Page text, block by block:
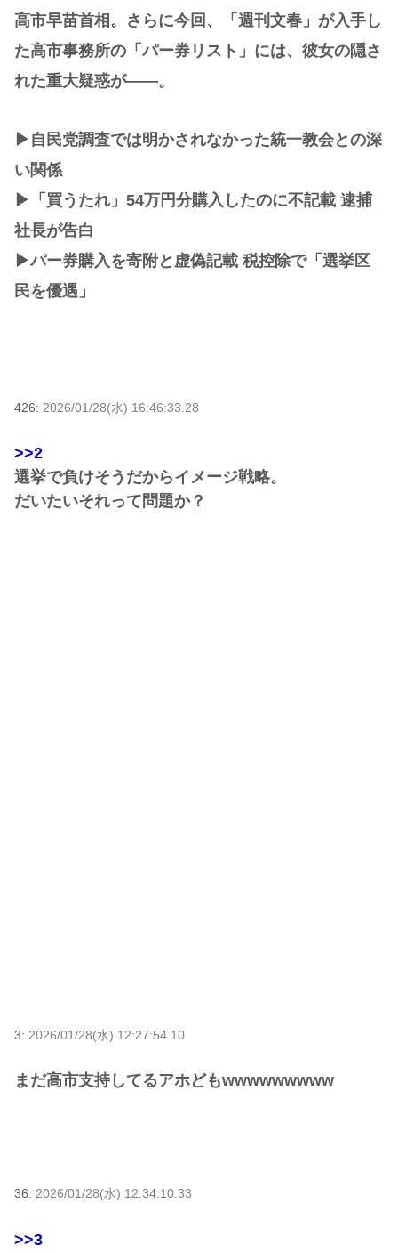
高市早苗首相。さらに今回、「週刊文春」が入手し
た高市事務所の「パー券リスト」には、彼女の隠さ
れた重大疑惑が――。
▶︎自民党調査では明かされなかった統一教会との深
い関係
▶︎「買うたれ」54万円分購入したのに不記載 逮捕
社長が告白
▶︎パー券購入を寄附と虚偽記載 税控除で「選挙区
民を優遇」
426: 2026/01/28(水) 16:46:33.28
>>2
選挙で負けそうだからイメージ戦略。
だいたいそれって問題か？
3: 2026/01/28(水) 12:27:54.10
まだ高市支持してるアホどもwwwwwwwww
36: 2026/01/28(水) 12:34:10.33
>>3